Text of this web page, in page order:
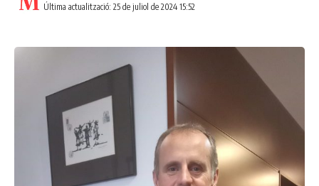
Última actualització: 25 de juliol de 2024 15:52